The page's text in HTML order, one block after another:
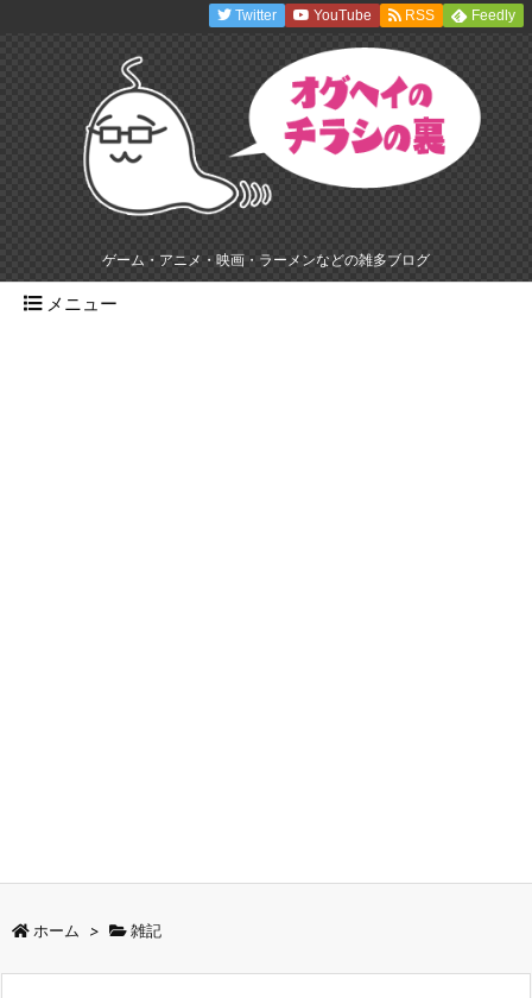
ゲーム・アニメ・映画・ラーメンなどの雑多ブログ
メニュー
Twitter YouTube RSS Feedly
ホーム > 雑記